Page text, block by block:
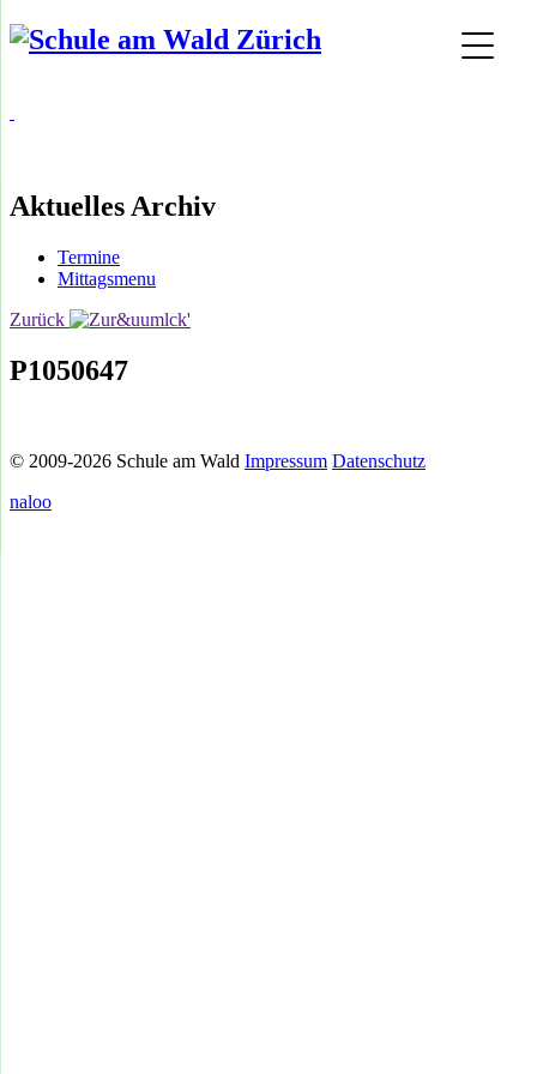
Aktuelles Archiv
Termine
Mittagsmenu
Zurück
P1050647
© 2009-2026 Schule am Wald Impressum Datenschutz
naloo